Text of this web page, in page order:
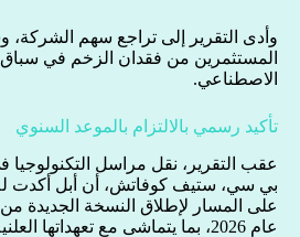
وأدى التقرير إلى تراجع سهم
المستثمرين من فقدان الزخم في سباق
الاصطناعي.
تأكيد رسمي بالالتزام بالموعد السنوي
عقب التقرير، نقل مراسل
بي سي، ستيف كوفاتش، أن أبل أكدت له
على المسار لإطلاق النسخة الجديدة
عام 2026، بما يتماشى مع تعهداتها العلنية السابقة.